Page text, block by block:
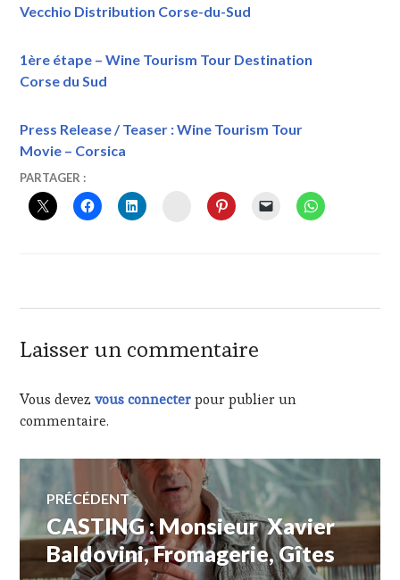
Vecchio Distribution Corse-du-Sud
1ère étape – Wine Tourism Tour Destination
Corse du Sud
Press Release / Teaser : Wine Tourism Tour
Movie – Corsica
13
MAI
2019
VINTOURISME
PARTAGER :
INSTAGRAM
Laisser un commentaire
Vous devezvous connecterpour publier un
commentaire.
Navigation
de
PRÉCÉDENT
Article
précédent :
CASTING : Monsieur Xavier
Baldovini, Fromagerie, Gîtes